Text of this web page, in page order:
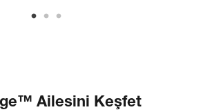
Ailesini Keşfet